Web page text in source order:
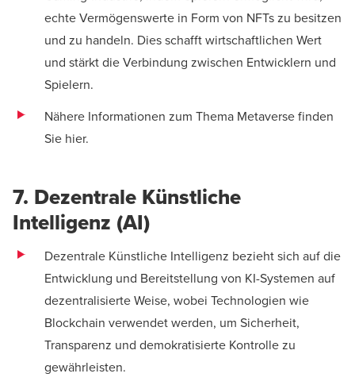
echte Vermögenswerte in Form von NFTs zu besitzen
und zu handeln. Dies schafft wirtschaftlichen Wert
und stärkt die Verbindung zwischen Entwicklern und
Spielern.
Nähere Informationen zum Thema Metaverse finden
Sie hier.
7. Dezentrale Künstliche
Intelligenz (AI)
Dezentrale Künstliche Intelligenz bezieht sich auf die
Entwicklung und Bereitstellung von KI-Systemen auf
dezentralisierte Weise, wobei Technologien wie
Blockchain verwendet werden, um Sicherheit,
Transparenz und demokratisierte Kontrolle zu
gewährleisten.